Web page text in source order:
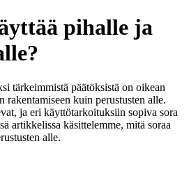
pihalle ja
tärkeimmistä päätöksistä on oikean
rakentamiseen kuin perustusten alle.
ja eri käyttötarkoituksiin sopiva sora
artikkelissa käsittelemme, mitä soraa
alle.